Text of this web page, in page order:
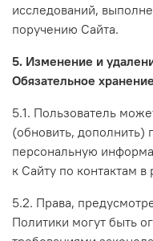
исследований,
поручению Сайта.
5. Изменение и
Обязательное
5.1. Пользователь
(обновить, дополнить)
персональную
к Сайту по контактам
5.2. Права,
Политики могут быть